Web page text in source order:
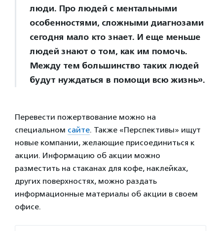
люди. Про людей с ментальными
особенностями, сложными диагнозами
сегодня мало кто знает. И еще меньше
людей знают о том, как им помочь.
Между тем большинство таких людей
будут нуждаться в помощи всю жизнь».
Перевести пожертвование можно на
специальном сайте. Также «Перспективы» ищут
новые компании, желающие присоединиться к
акции. Информацию об акции можно
разместить на стаканах для кофе, наклейках,
других поверхностях, можно раздать
информационные материалы об акции в своем
офисе.